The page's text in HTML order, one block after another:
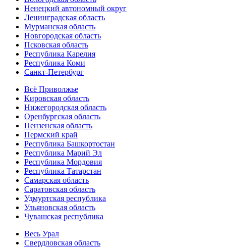
Ненецкий автономный округ
Ленинградская область
Мурманская область
Новгородская область
Псковская область
Республика Карелия
Республика Коми
Санкт-Петербург
Всё Приволжье
Кировская область
Нижегородская область
Оренбургская область
Пензенская область
Пермский край
Республика Башкортостан
Республика Марий Эл
Республика Мордовия
Республика Татарстан
Самарская область
Саратовская область
Удмуртская республика
Ульяновская область
Чувашская республика
Весь Урал
Свердловская область